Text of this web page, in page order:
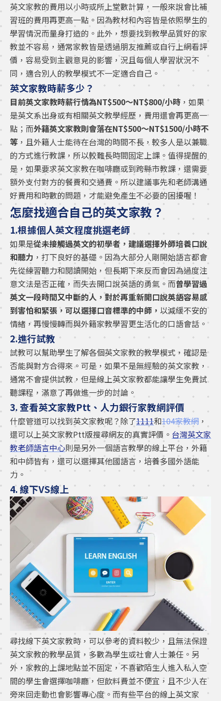
英文家教的費用以小時或所上堂數計算，一般來說會比補
習班的費用再更高一點。因為教材和內容皆是依照學生的
學習情況而量身打造的。此外，想要找到教學品質好的家
教並不容易，通常家教皆是透過朋友推薦或自行上網看評
價，容易受到主觀意見的影響，況且每個人學習狀況不
同，適合別人的教學模式不一定適合自己。
英文家教時薪多少？
目前英文家教時薪行情為NT$500～NT$800/小時 ，如果
是英文系出身或有相關英文教學經歷，費用還會再更高一
點；而外籍英文家教則會落在NT$500～NT$1500/小時不
等 ，且外籍人士能待在台灣的時間不長，較多人是以兼職
的方式進行教課，所以較難長時間固定上課。值得提醒的
是，如果要求英文家教在咖啡廳或到跨縣市教課，還需要
額外支付對方的餐費和交通費。所以建議事先和老師溝通
好費用和時數的問題，才能避免產生不必要的困擾喔！
怎麼找適合自己的英文家教？
1.根據個人英文程度挑選老師
如果是從未接觸過英文的初學者，建議選擇外師培養口說
和聽力 ，打下良好的基礎。因為大部分人剛開始語言都會
先從練習聽力和閱讀開始，但長期下來反而會因為過度注
意文法是否正確，而失去開口說英語的勇氣。而曾學習過
英文一段時間又中斷的人，對於再重新開口說英語容易感
到害怕和緊張，可以選擇口音標準的中師， 以減緩不安的
情緒，再慢慢轉而與外籍家教學習更生活化的口語會話。
2.進行試教
試教可以幫助學生了解各個英文家教的教學模式，確認是
否能與對方合得來。可是，如果不是無經驗的英文家教，
通常不會提供試教，但是線上英文家教都能讓學生免費試
聽課程，滿意了再做進一步的討論。
3. 查看英文家教Ptt、人力銀行家教網評價
什麼管道可以找到英文家教呢？除了1111和104家教網 ，
還可以上英文家教Ptt版搜尋網友的真實評價。 台灣英文家
教老師語言中心則是另外一個語言教學的線上平台，外籍
和中師皆有，還可以選擇其他國語言，培養多國外語能
力。
4. 線下VS線上
尋找線下英文家教時，可以參考的資料較少，且無法保證
英文家教的教學品質，多數為學生或社會人士兼任。另
外，家教的上課地點並不固定，不喜歡陌生人進入私人空
間的學生會選擇咖啡廳，但飲料費並不便宜，且不少人在
旁來回走動也會影響專心度。而有些平台的線上英文家